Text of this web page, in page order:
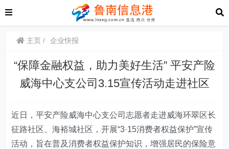
主页 企业快报
“保障金融权益，助力美好生活” 平安产险
威海中心支公司3.15宣传活动走进社区
近日，平安产险威海中心支公司志愿者走进威海环翠区长
征路社区、海裕城社区，开展“3·15消费者权益保护”宣传
活动，旨在普及消费者权益保护知识，增强居民的保险意